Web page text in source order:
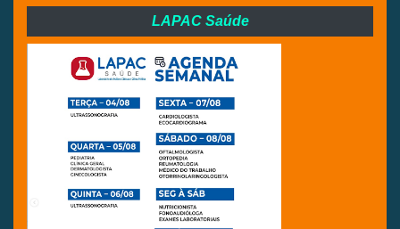
LAPAC Saúde